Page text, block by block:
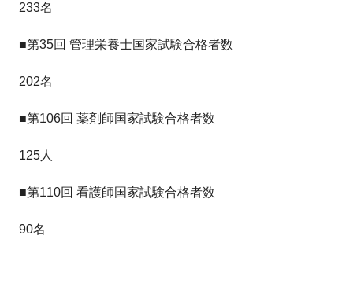
233名
■第35回 管理栄養士国家試験合格者数
202名
■第106回 薬剤師国家試験合格者数
125人
■第110回 看護師国家試験合格者数
90名